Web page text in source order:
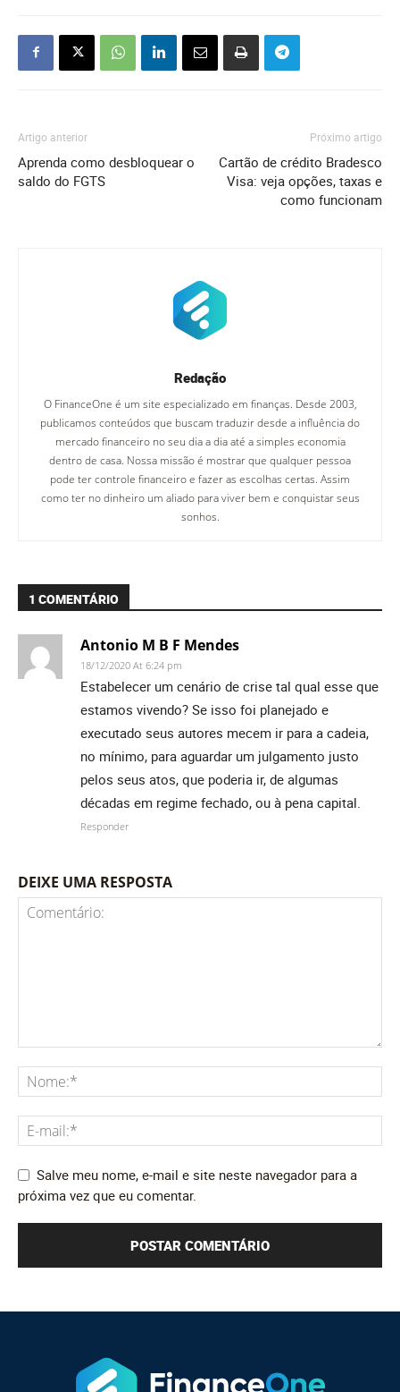
Artigo anterior
Aprenda como desbloquear o
saldo do FGTS
Próximo artigo
Cartão de crédito Bradesco
Visa: veja opções, taxas e
como funcionam
Redação
O FinanceOne é um site especializado em finanças. Desde 2003,
publicamos conteúdos que buscam traduzir desde a influência do
mercado financeiro no seu dia a dia até a simples economia
dentro de casa. Nossa missão é mostrar que qualquer pessoa
pode ter controle financeiro e fazer as escolhas certas. Assim
como ter no dinheiro um aliado para viver bem e conquistar seus
sonhos.
1 COMENTÁRIO
Antonio M B F Mendes
18/12/2020 At 6:24 pm
Estabelecer um cenário de crise tal qual esse que
estamos vivendo? Se isso foi planejado e
executado seus autores mecem ir para a cadeia,
no mínimo, para aguardar um julgamento justo
pelos seus atos, que poderia ir, de algumas
décadas em regime fechado, ou à pena capital.
Responder
DEIXE UMA RESPOSTA
Salve meu nome, e-mail e site neste navegador para a
próxima vez que eu comentar.